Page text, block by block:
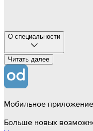
О специальности
Читать далee
Мобильное
Больше новых